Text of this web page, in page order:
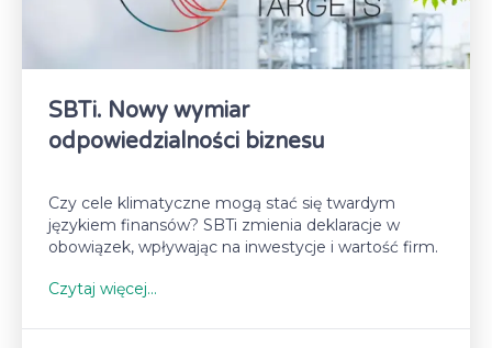
SBTi. Nowy wymiar
odpowiedzialności biznesu
Czy cele klimatyczne mogą stać się twardym
językiem finansów? SBTi zmienia deklaracje w
obowiązek, wpływając na inwestycje i wartość firm.
Czytaj więcej...